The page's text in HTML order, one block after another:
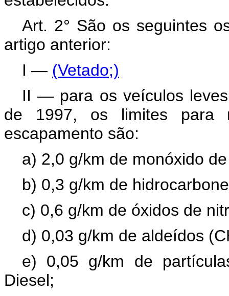
Art. 2° São os seguintes
artigo anterior:
I — (Vetado;)
II — para os veículos
de 1997, os limites para
escapamento são:
a) 2,0 g/km de monóxido
b) 0,3 g/km de
c) 0,6 g/km de óxidos de
d) 0,03 g/km de aldeídos
e) 0,05 g/km de
Diesel;